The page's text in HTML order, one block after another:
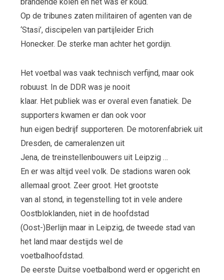
Op de tribunes zaten militairen of agenten van de
‘Stasi’, discipelen van partijleider Erich
Honecker. De sterke man achter het gordijn.
Het voetbal was vaak technisch verfijnd, maar ook
robuust. In de DDR was je nooit
klaar. Het publiek was er overal even fanatiek. De
supporters kwamen er dan ook voor
hun eigen bedrijf supporteren. De motorenfabriek uit
Dresden, de cameralenzen uit
Jena, de treinstellenbouwers uit Leipzig …
En er was altijd veel volk. De stadions waren ook
allemaal groot. Zeer groot. Het grootste
van al stond, in tegenstelling tot in vele andere
Oostbloklanden, niet in de hoofdstad
(Oost-)Berlijn maar in Leipzig, de tweede stad van
het land maar destijds wel de
voetbalhoofdstad.
De eerste Duitse voetbalbond werd er opgericht en